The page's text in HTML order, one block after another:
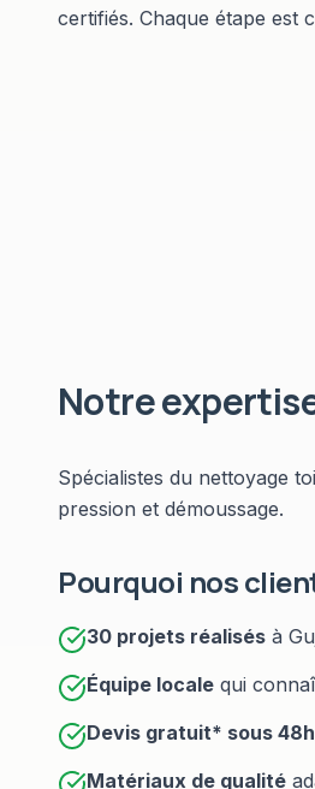
certifiés. Chaque étape est
Notre
Spécialistes du nettoyage
pression et démoussage.
Pourquoi nos
30 projets réalisés à
Équipe locale qui
Devis gratuit* sous 48h
Matériaux de qualité